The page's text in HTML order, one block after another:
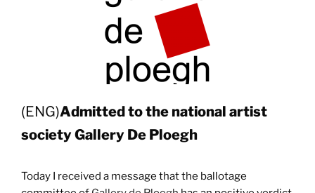
(ENG)Admitted to the national artist
society Gallery De Ploegh
Today I received a message that the ballotage